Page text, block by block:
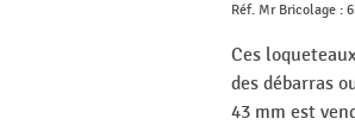
Réf. Mr Bricolage :
Ces
des débarras
43 mm est